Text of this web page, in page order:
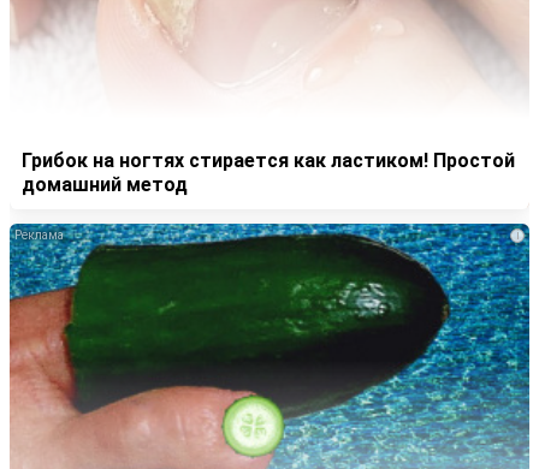
Грибок на ногтях стирается как ластиком! Простой
домашний метод
i